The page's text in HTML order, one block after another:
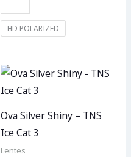
HD POLARIZED
Ova Silver Shiny – TNS
Ice Cat 3
Lentes